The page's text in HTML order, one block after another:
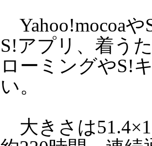
Yahoo!mocoa
S!アプリ、着う
ローミングやS!
い。
大きさは